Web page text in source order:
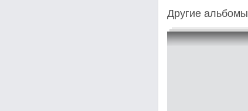
Другие альбомы